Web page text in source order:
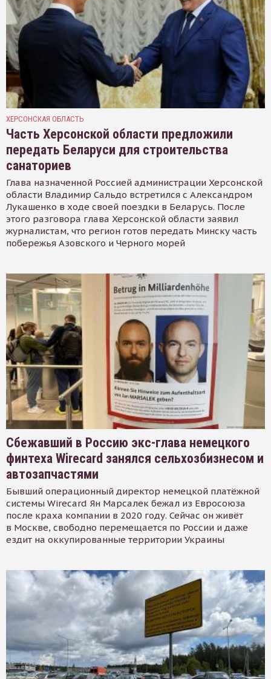
ХЕРСОНСКАЯ ОБЛАСТЬ
Часть Херсонской области предложили
передать Беларуси для строительства
санаториев
Глава назначенной Россией администрации Херсонской
области Владимир Сальдо встретился с Александром
Лукашенко в ходе своей поездки в Беларусь. После
этого разговора глава Херсонской области заявил
журналистам, что регион готов передать Минску часть
побережья Азовского и Черного морей
Сбежавший в Россию экс-глава немецкого
финтеха Wirecard занялся сельхозбизнесом и
автозапчастями
Бывший операционный директор немецкой платёжной
системы Wirecard Ян Марсалек бежал из Евросоюза
после краха компании в 2020 году. Сейчас он живёт
в Москве, свободно перемещается по России и даже
ездит на оккупированные территории Украины